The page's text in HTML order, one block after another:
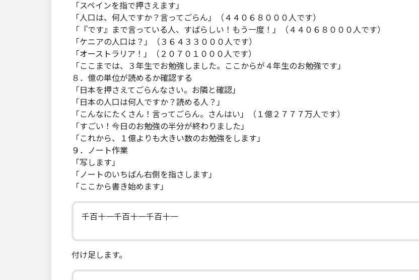
「スペインを指で押さえます」
「人口は、何人ですか？言ってごらん」（４４０６８０００人です）
「『です』まで言っている人、すばらしい！もう一度！」（４４０６８０００人です）
「ケニアの人口は？」（３６４３３０００人です）
「オーストラリア！」（２０７０１０００人です）
「ここまでは、３年生でお勉強しました。ここからが４年生のお勉強です」
８．億の単位が読めるか確認する
「日本を押さえてごらんなさい。お隣と確認」
「日本の人口は何人ですか？読める人？」
「こんなにたくさん！言ってごらん。さんはい」（１億２７７７万人です）
「すごい！今日のお勉強の半分が終わりました」
「これから、１億よりも大きい数のお勉強をします」
９．ノート作業
「写します」
「ノートのいちばん右側を指さします」
「ここから書き始めます」
千百十一千百十一千百十一
付け足します。